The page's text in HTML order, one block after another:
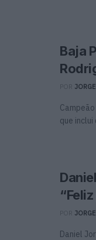
Baja
que inclui
Daniel